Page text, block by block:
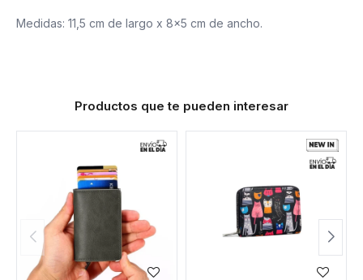
Medidas: 11,5 cm de largo x 8x5 cm de ancho.
Productos que te pueden interesar